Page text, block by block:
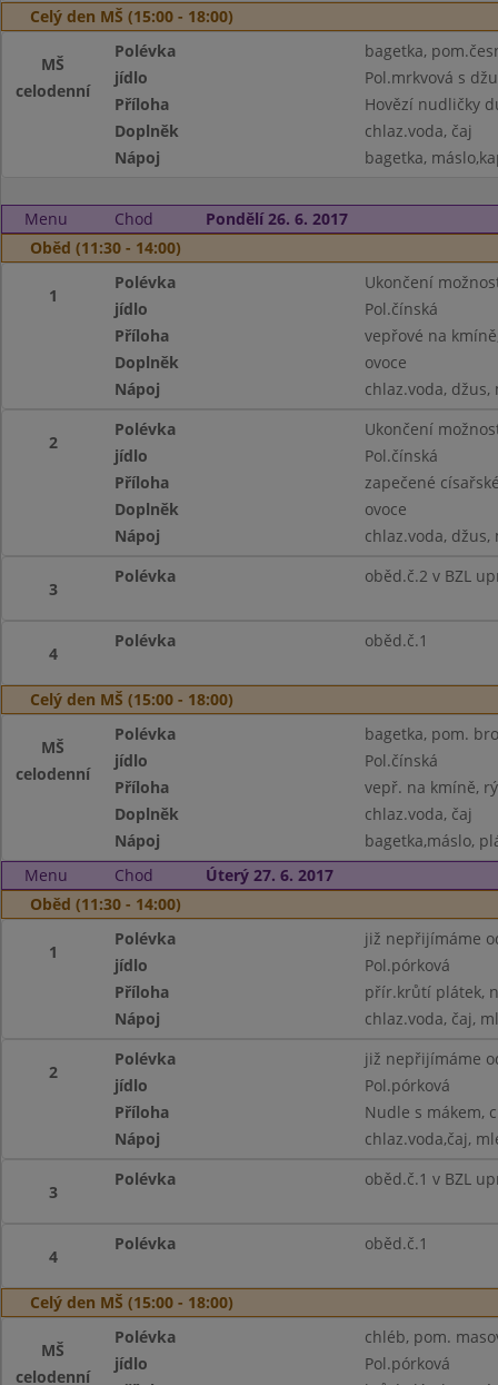
Celý den MŠ (15:00 - 18:00)
MŠ
celodenní
Polévka
bagetka,
jídlo
Pol.mrkvová s
Příloha
Hovězí nudličky
Doplněk
chlaz.voda, čaj
Nápoj
bagetka,
Menu Chod
Pondělí 26. 6. 2017
Oběd (11:30 - 14:00)
1
Polévka
Ukončení
jídlo
Pol.čínská
Příloha
vepřové na
Doplněk
ovoce
Nápoj
chlaz.voda, džus,
2
Polévka
Ukončení
jídlo
Pol.čínská
Příloha
zapečené
Doplněk
ovoce
Nápoj
chlaz.voda, džus,
3
Polévka oběd.č.2 v BZL
4
Polévka oběd.č.1
Celý den MŠ (15:00 - 18:00)
MŠ
celodenní
Polévka
bagetka, pom.
jídlo
Pol.čínská
Příloha
vepř. na kmíně,
Doplněk
chlaz.voda, čaj
Nápoj
bagetka,máslo,
Menu
Chod
Úterý 27. 6. 2017
Oběd (11:30 - 14:00)
1
Polévka
již nepřijímáme
jídlo
Pol.pórková
Příloha
přír.krůtí plátek,
Nápoj
chlaz.voda, čaj,
2
Polévka
již nepřijímáme
jídlo
Pol.pórková
Příloha
Nudle s mákem,
Nápoj
chlaz.voda,čaj,
3
Polévka oběd.č.1 v BZL
4
Polévka oběd.č.1
Celý den MŠ (15:00 - 18:00)
MŠ
celodenní
Polévka
chléb, pom.
jídlo
Pol.pórková